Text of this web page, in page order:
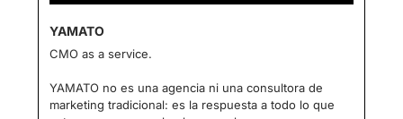
YAMATO
CMO as a service.
YAMATO no es una agencia ni una consultora de
marketing tradicional: es la respuesta a todo lo que